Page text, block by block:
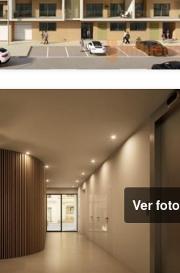
Ver foto